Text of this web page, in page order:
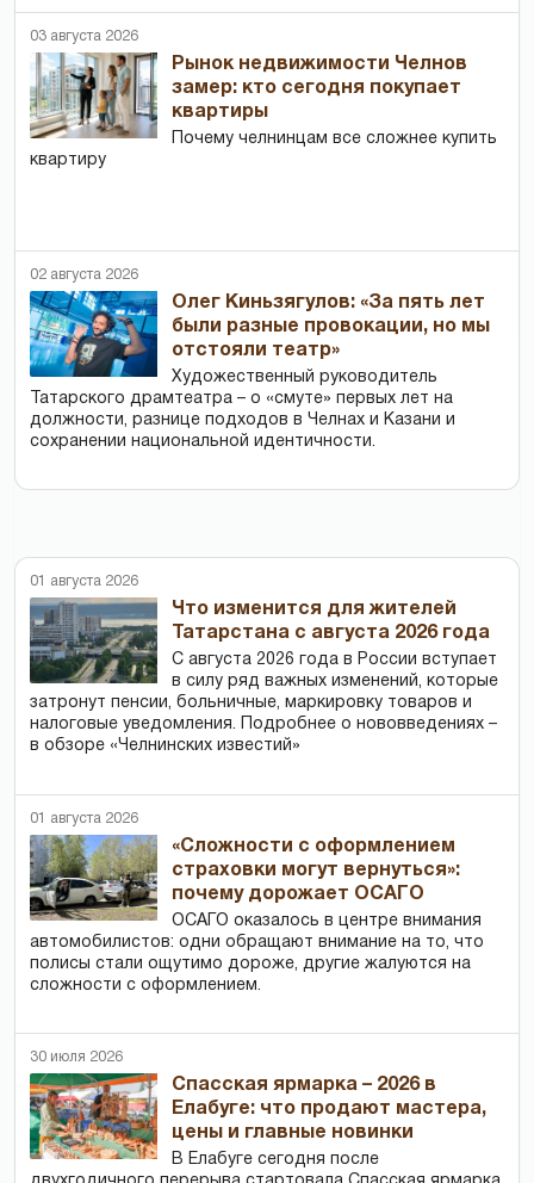
03 августа 2026
Рынок недвижимости Челнов
замер: кто сегодня покупает
квартиры
Почему челнинцам все сложнее купить
квартиру
02 августа 2026
Олег Киньзягулов: «За пять лет
были разные провокации, но мы
отстояли театр»
Художественный руководитель
Татарского драмтеатра – о «смуте» первых лет на
должности, разнице подходов в Челнах и Казани и
сохранении национальной идентичности.
01 августа 2026
Что изменится для жителей
Татарстана с августа 2026 года
С августа 2026 года в России вступает
в силу ряд важных изменений, которые
затронут пенсии, больничные, маркировку товаров и
налоговые уведомления. Подробнее о нововведениях –
в обзоре «Челнинских известий»
01 августа 2026
«Сложности с оформлением
страховки могут вернуться»:
почему дорожает ОСАГО
ОСАГО оказалось в центре внимания
автомобилистов: одни обращают внимание на то, что
полисы стали ощутимо дороже, другие жалуются на
сложности с оформлением.
30 июля 2026
Спасская ярмарка – 2026 в
Елабуге: что продают мастера,
цены и главные новинки
В Елабуге сегодня после